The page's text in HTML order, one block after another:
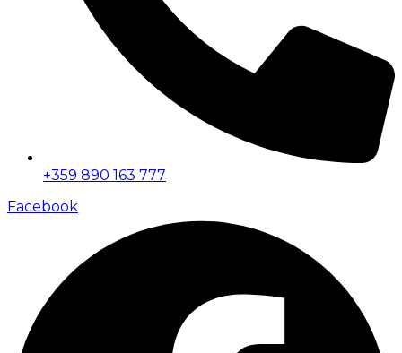
+359 890 163 777
Facebook